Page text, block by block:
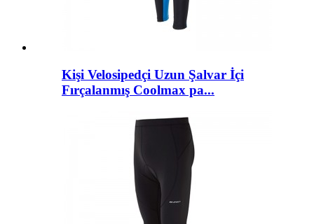
Kişi Velosipedçi Uzun Şalvar İçi
Fırçalanmış Coolmax pa...